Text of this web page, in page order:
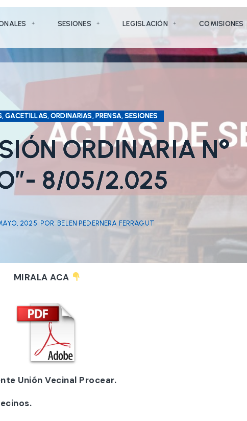
SESIONES LEGISLACIÓN COMISIONES
GACETILLAS, ORDINARIAS, PRENSA, SESIONES
ORDINARIA N°
8/05/2.025
2025 POR BELEN PEDERNERA FERRAGUT
MIRALA ACA
Unión Vecinal Procear.